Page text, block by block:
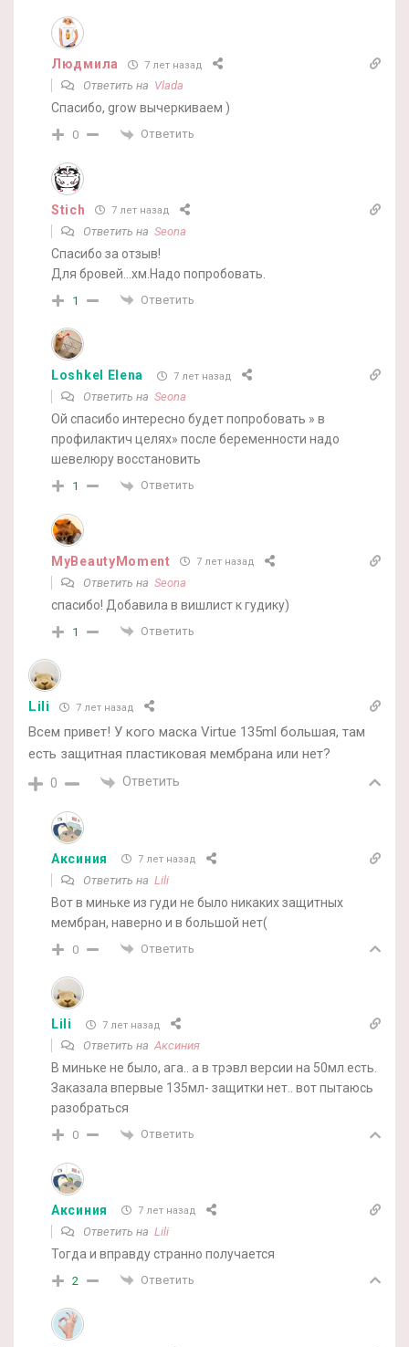
Людмила 7 лет назад
Ответить на Vlada
Спасибо, grow вычеркиваем )
0 Ответить
Stich 7 лет назад
Ответить на Seona
Спасибо за отзыв!
Для бровей…хм.Надо попробовать.
1 Ответить
Loshkel Elena 7 лет назад
Ответить на Seona
Ой спасибо интересно будет попробовать » в
профилактич целях» после беременности надо
шевелюру восстановить
1 Ответить
MyBeautyMoment 7 лет назад
Ответить на Seona
спасибо! Добавила в вишлист к гудику)
1 Ответить
Lili 7 лет назад
Всем привет! У кого маска Virtue 135ml большая, там
есть защитная пластиковая мембрана или нет?
0 Ответить
Аксиния 7 лет назад
Ответить на Lili
Вот в миньке из гуди не было никаких защитных
мембран, наверно и в большой нет(
0 Ответить
Lili 7 лет назад
Ответить наАксиния
В миньке не было, ага.. а в трэвл версии на 50мл есть.
Заказала впервые 135мл- защитки нет.. вот пытаюсь
разобраться
0 Ответить
Аксиния 7 лет назад
Ответить на Lili
Тогда и вправду странно получается
2 Ответить